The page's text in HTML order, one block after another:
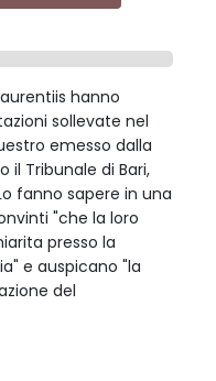
hanno
sollevate nel
emesso dalla
il Tribunale di Bari,
fanno sapere in una
"che la loro
presso la
e auspicano "la
del